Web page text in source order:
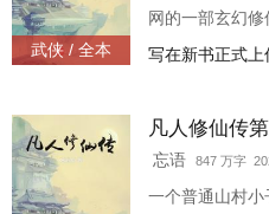
武侠 / 全本
网的一部玄幻
的山村穷小子，
写在新书正式上
凡人修仙传
忘语 847 万字
一个普通山村